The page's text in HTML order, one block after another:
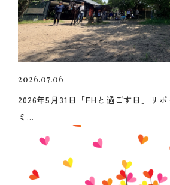
2026.07.06
2026年5月31日「FHと過ごす日」リ
ミ...